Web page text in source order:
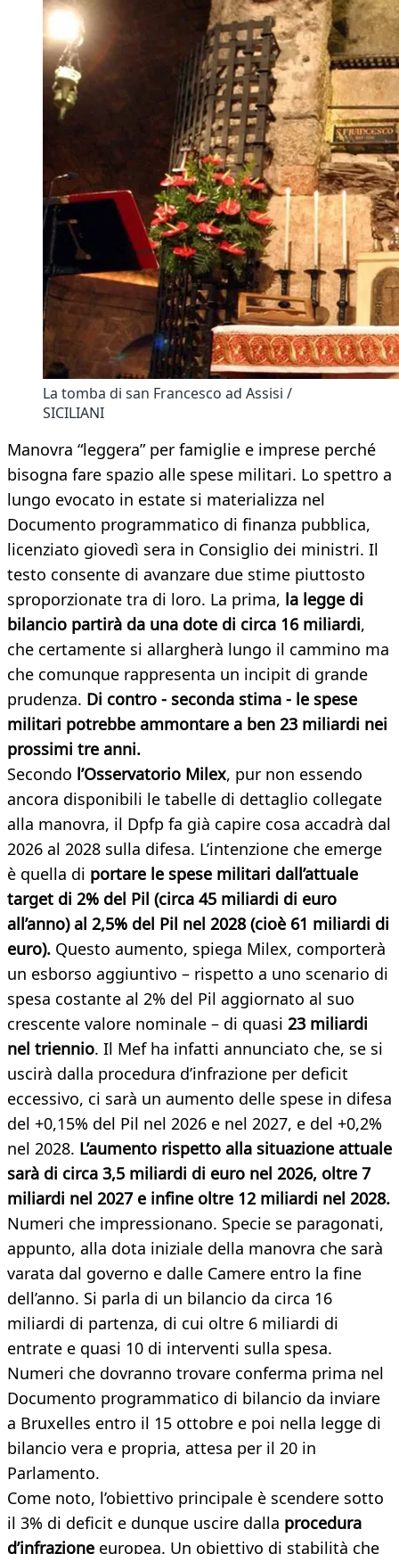
La tomba di san Francesco ad Assisi /
SICILIANI
Manovra “leggera” per famiglie e imprese perché
bisogna fare spazio alle spese militari. Lo spettro a
lungo evocato in estate si materializza nel
Documento programmatico di finanza pubblica,
licenziato giovedì sera in Consiglio dei ministri. Il
testo consente di avanzare due stime piuttosto
sproporzionate tra di loro. La prima, la legge di
bilancio partirà da una dote di circa 16 miliardi,
che certamente si allargherà lungo il cammino ma
che comunque rappresenta un incipit di grande
prudenza. Di contro - seconda stima - le spese
militari potrebbe ammontare a ben 23 miliardi nei
prossimi tre anni.
Secondo l’Osservatorio Milex, pur non essendo
ancora disponibili le tabelle di dettaglio collegate
alla manovra, il Dpfp fa già capire cosa accadrà dal
2026 al 2028 sulla difesa. L’intenzione che emerge
è quella di portare le spese militari dall’attuale
target di 2% del Pil (circa 45 miliardi di euro
all’anno) al 2,5% del Pil nel 2028 (cioè 61 miliardi di
euro). Questo aumento, spiega Milex, comporterà
un esborso aggiuntivo – rispetto a uno scenario di
spesa costante al 2% del Pil aggiornato al suo
crescente valore nominale – di quasi 23 miliardi
nel triennio. Il Mef ha infatti annunciato che, se si
uscirà dalla procedura d’infrazione per deficit
eccessivo, ci sarà un aumento delle spese in difesa
del +0,15% del Pil nel 2026 e nel 2027, e del +0,2%
nel 2028. L’aumento rispetto alla situazione attuale
sarà di circa 3,5 miliardi di euro nel 2026, oltre 7
miliardi nel 2027 e infine oltre 12 miliardi nel 2028.
Numeri che impressionano. Specie se paragonati,
appunto, alla dota iniziale della manovra che sarà
varata dal governo e dalle Camere entro la fine
dell’anno. Si parla di un bilancio da circa 16
miliardi di partenza, di cui oltre 6 miliardi di
entrate e quasi 10 di interventi sulla spesa.
Numeri che dovranno trovare conferma prima nel
Documento programmatico di bilancio da inviare
a Bruxelles entro il 15 ottobre e poi nella legge di
bilancio vera e propria, attesa per il 20 in
Parlamento.
Come noto, l’obiettivo principale è scendere sotto
il 3% di deficit e dunque uscire dalla procedura
d’infrazione europea. Un obiettivo di stabilità che